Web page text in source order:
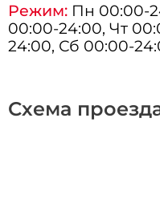
Схема
Режим: Пн 00:00-
00:00-24:00, Чт
24:00, Сб 00:00-